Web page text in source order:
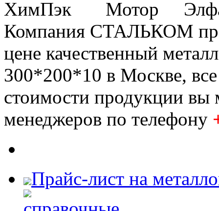
Компания СТАЛЬКОМ
цене качественный
300*200*10 в Москве,
стоимости продукции вы
менеджеров по телефону
Прайс-лист на